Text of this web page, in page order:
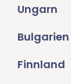
Ungarn
Bulgarien
Finnland